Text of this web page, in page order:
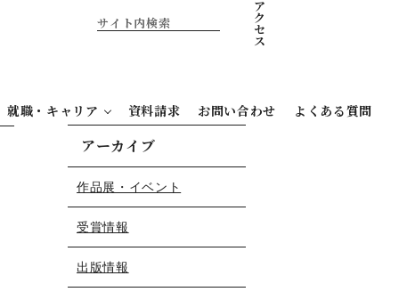
ア
ク
セ
ス
就職・キャリア 資料請求 お問い合わせ よくある質問
アーカイブ
作品展・イベント
受賞情報
出版情報